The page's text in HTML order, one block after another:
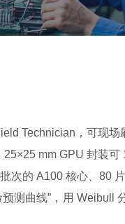
Technician，可现场
mm GPU 封装可
次的 A100 核心、80
测曲线”，用 Weibull